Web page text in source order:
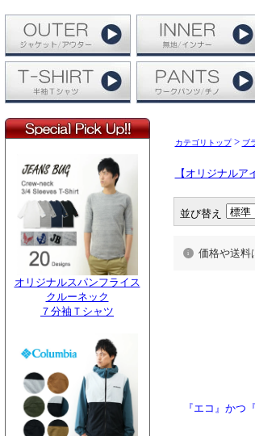
オリジナルスパンフライス
クルーネック
７分袖Ｔシャツ
カテゴリトップ> ブ
【オリジナル
並び替え
価格や送料
『エコ』かつ